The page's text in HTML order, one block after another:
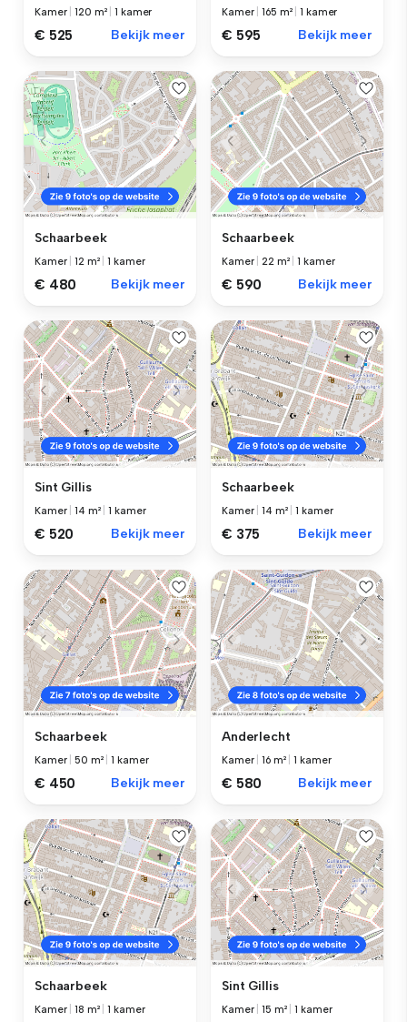
Kamer |120 m² |1 kamer
€ 525 Bekijk meer
Kamer |165 m² |1 kamer
€ 595 Bekijk meer
Schaarbeek
Kamer |12 m² |1 kamer
€ 480 Bekijk meer
Schaarbeek
Kamer |22 m² |1 kamer
€ 590 Bekijk meer
Sint Gillis
Kamer |14 m² |1 kamer
€ 520 Bekijk meer
Schaarbeek
Kamer |14 m² |1 kamer
€ 375 Bekijk meer
Schaarbeek
Kamer |50 m² |1 kamer
€ 450 Bekijk meer
Anderlecht
Kamer |16 m² |1 kamer
€ 580 Bekijk meer
Schaarbeek
Kamer |18 m² |1 kamer
Sint Gillis
Kamer |15 m² |1 kamer